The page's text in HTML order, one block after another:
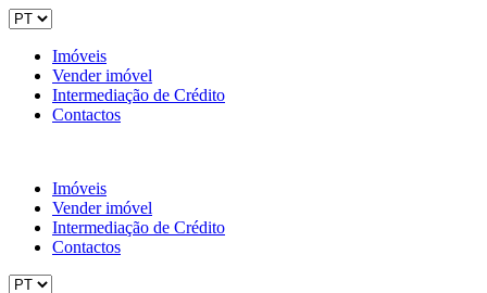
Imóveis
Vender imóvel
Intermediação de Crédito
Contactos
Imóveis
Vender imóvel
Intermediação de Crédito
Contactos